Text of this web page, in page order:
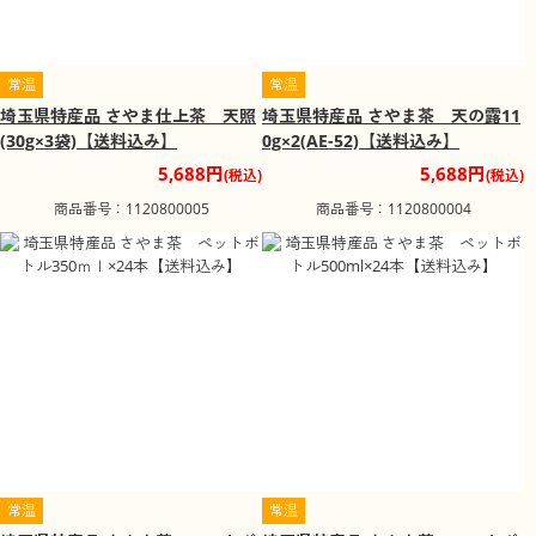
常温
埼玉県特産品 さやま仕上茶 天照
(30g×3袋)【送料込み】
5,688円(税込)
商品番号：1120800005
常温
埼玉県特産品 さやま茶 天の露11
0g×2(AE-52)【送料込み】
5,688円(税込)
商品番号：1120800004
常温 常温